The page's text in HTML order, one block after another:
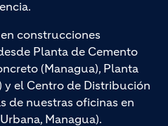
construcciones
Planta de Cemento
(Managua), Planta
y el Centro de Distribución
de nuestras oficinas en
Managua).